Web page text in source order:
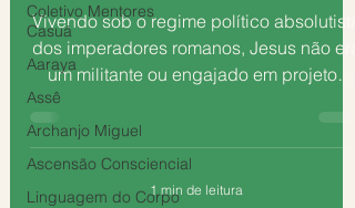
Coletivo Mentores
Casuá
Aaraya
Assê
Archanjo Miguel
Ascensão Consciencial
Linguagem do Corpo
Vivendo sob o regime político absolutista
dos imperadores romanos, Jesus não era
um militante ou engajado em projetos
1 min de leitura